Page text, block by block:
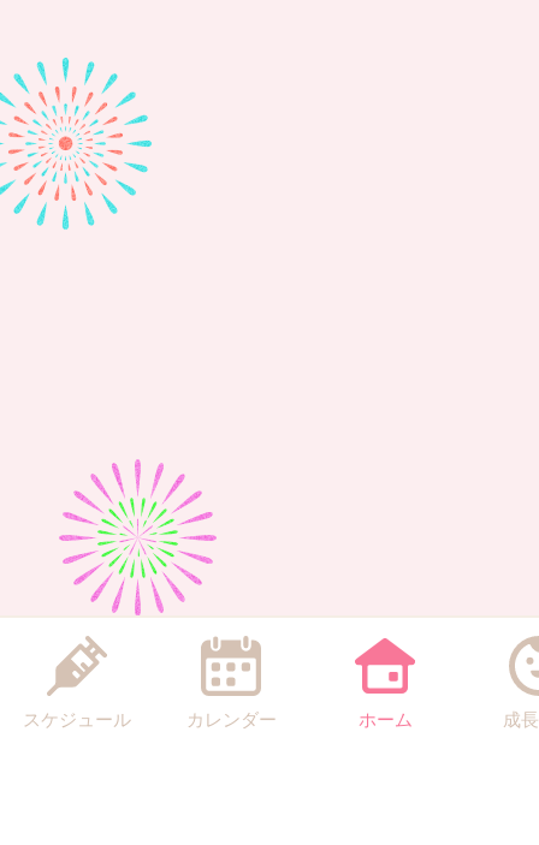
スケジュール カレンダー ホーム 成